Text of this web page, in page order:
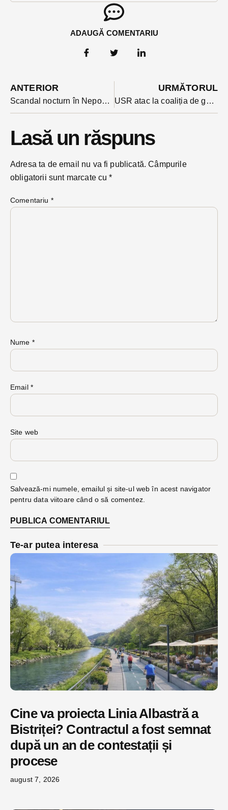
ADAUGĂ COMENTARIU
ANTERIOR
Scandal nocturn în Nepos după ce un localnic a amenințat cu autoincendierea, cocoțat pe o anexă
URMĂTORUL
USR atac la coaliția de guvernare după respingerea proiectului DNA-ul padurilor: Vot PSD-PNL pentru mafia lemnului.
Lasă un răspuns
Adresa ta de email nu va fi publicată. Câmpurile
obligatorii sunt marcate cu*
Comentariu *
Nume *
Email *
Site web
Salvează-mi numele, emailul și site-ul web în acest navigator
pentru data viitoare când o să comentez.
Te-ar putea interesa
Cine va proiecta Linia Albastră a
Bistriței? Contractul a fost semnat
după un an de contestații și
procese
august 7, 2026